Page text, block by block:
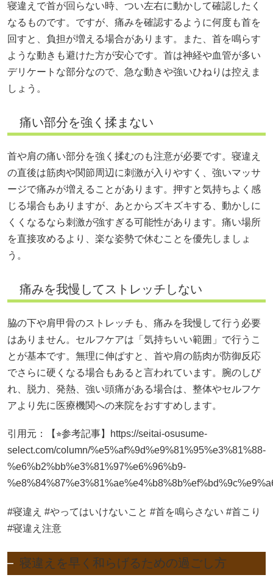
寝違えで首が回らない時、つい左右に動かして確認したく
なるものです。ですが、痛みを確認するように何度も首を
回すと、負担が増える場合があります。また、首を鳴らす
ような動きも避けた方が安心です。首は神経や血管が多い
デリケートな部分なので、急な動きや強いひねりは控えま
しょう。
痛い部分を強く揉まない
首や肩の痛い部分を強く揉むのも注意が必要です。寝違え
の直後は筋肉や関節周辺に刺激が入りやすく、強いマッサ
ージで痛みが増えることがあります。押すと気持ちよく感
じる場合もありますが、あとからズキズキする、動かしに
くくなるなら刺激が強すぎる可能性があります。痛い場所
を直接攻めるより、楽な姿勢で休むことを優先しましょ
う。
痛みを我慢してストレッチしない
脇の下や肩甲骨のストレッチも、痛みを我慢して行う必要
はありません。セルフケアは「気持ちいい範囲」で行うこ
とが基本です。無理に伸ばすと、首や肩の筋肉が防御反応
でさらに硬くなる場合もあると言われています。腕のしび
れ、脱力、発熱、強い頭痛がある場合は、整体やセルフケ
アより先に医療機関への来院をおすすめします。
引用元：【⭐︎参考記事】https://seitai-osusume-
select.com/column/%e5%af%9d%e9%81%95%e3%81%88-
%e6%b2%bb%e3%81%97%e6%96%b9-
#寝違え #やってはいけないこと #首を鳴らさない #首こり
#寝違え注意
寝違えを早く和らげるための過ごし方